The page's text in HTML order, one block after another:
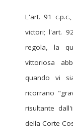
L'art. 91
victori; l'art.
regola, la
vittoriosa
quando vi
ricorrano
risultante
della Corte